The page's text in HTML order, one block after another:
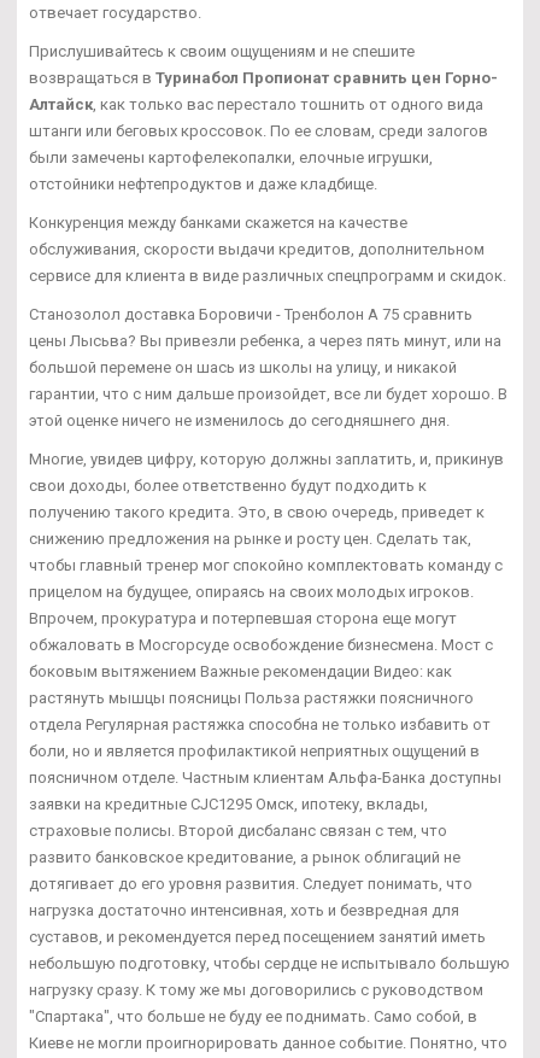
отвечает государство.
Прислушивайтесь к своим ощущениям и не спешите
возвращаться в Туринабол Пропионат сравнить цен Горно-
Алтайск , как только вас перестало тошнить от одного вида
штанги или беговых кроссовок. По ее словам, среди залогов
были замечены картофелекопалки, елочные игрушки,
отстойники нефтепродуктов и даже кладбище.
Конкуренция между банками скажется на качестве
обслуживания, скорости выдачи кредитов, дополнительном
сервисе для клиента в виде различных спецпрограмм и скидок.
Станозолол доставка Боровичи - Тренболон A 75 сравнить
цены Лысьва? Вы привезли ребенка, а через пять минут, или на
большой перемене он шась из школы на улицу, и никакой
гарантии, что с ним дальше произойдет, все ли будет хорошо. В
этой оценке ничего не изменилось до сегодняшнего дня.
Многие, увидев цифру, которую должны заплатить, и, прикинув
свои доходы, более ответственно будут подходить к
получению такого кредита. Это, в свою очередь, приведет к
снижению предложения на рынке и росту цен. Сделать так,
чтобы главный тренер мог спокойно комплектовать команду с
прицелом на будущее, опираясь на своих молодых игроков.
Впрочем, прокуратура и потерпевшая сторона еще могут
обжаловать в Мосгорсуде освобождение бизнесмена. Мост с
боковым вытяжением Важные рекомендации Видео: как
растянуть мышцы поясницы Польза растяжки поясничного
отдела Регулярная растяжка способна не только избавить от
боли, но и является профилактикой неприятных ощущений в
поясничном отделе. Частным клиентам Альфа-Банка доступны
заявки на кредитные CJC1295 Омск, ипотеку, вклады,
страховые полисы. Второй дисбаланс связан с тем, что
развито банковское кредитование, а рынок облигаций не
дотягивает до его уровня развития. Следует понимать, что
нагрузка достаточно интенсивная, хоть и безвредная для
суставов, и рекомендуется перед посещением занятий иметь
небольшую подготовку, чтобы сердце не испытывало большую
нагрузку сразу. К тому же мы договорились с руководством
"Спартака", что больше не буду ее поднимать. Само собой, в
Киеве не могли проигнорировать данное событие. Понятно, что